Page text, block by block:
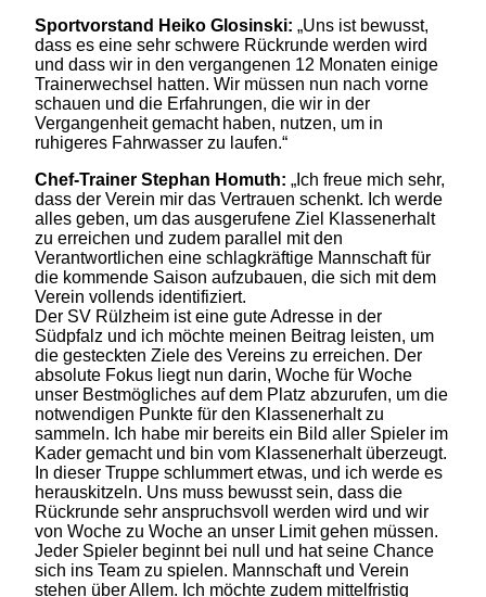
Sportvorstand Heiko Glosinski: „Uns ist bewusst,
dass es eine sehr schwere Rückrunde werden wird
und dass wir in den vergangenen 12 Monaten einige
Trainerwechsel hatten. Wir müssen nun nach vorne
schauen und die Erfahrungen, die wir in der
Vergangenheit gemacht haben, nutzen, um in
ruhigeres Fahrwasser zu laufen.“
Chef-Trainer Stephan Homuth: „Ich freue mich sehr,
dass der Verein mir das Vertrauen schenkt. Ich werde
alles geben, um das ausgerufene Ziel Klassenerhalt
zu erreichen und zudem parallel mit den
Verantwortlichen eine schlagkräftige Mannschaft für
die kommende Saison aufzubauen, die sich mit dem
Verein vollends identifiziert.
Der SV Rülzheim ist eine gute Adresse in der
Südpfalz und ich möchte meinen Beitrag leisten, um
die gesteckten Ziele des Vereins zu erreichen. Der
absolute Fokus liegt nun darin, Woche für Woche
unser Bestmögliches auf dem Platz abzurufen, um die
notwendigen Punkte für den Klassenerhalt zu
sammeln. Ich habe mir bereits ein Bild aller Spieler im
Kader gemacht und bin vom Klassenerhalt überzeugt.
In dieser Truppe schlummert etwas, und ich werde es
herauskitzeln. Uns muss bewusst sein, dass die
Rückrunde sehr anspruchsvoll werden wird und wir
von Woche zu Woche an unser Limit gehen müssen.
Jeder Spieler beginnt bei null und hat seine Chance
sich ins Team zu spielen. Mannschaft und Verein
stehen über Allem. Ich möchte zudem mittelfristig